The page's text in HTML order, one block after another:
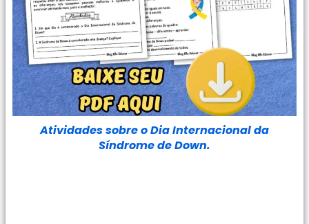
Atividades sobre o Dia Internacional da
Síndrome de Down.